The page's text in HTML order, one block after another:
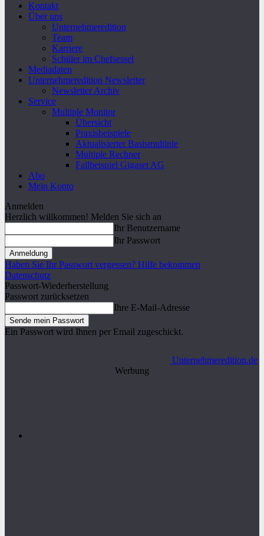
Kontakt
Über uns
Unternehmeredition
Team
Karriere
Schüler im Chefsessel
Mediadaten
Unternehmeredition Newsletter
Newsletter Archiv
Service
Multiple Monitor
Übersicht
Praxisbeispiele
Aktualisierter Basismultiple
Multiple Rechner
Fallbeispiel Gigaset AG
Abo
Mein Konto
Anmelden
Herzlich willkommen! Melden Sie sich an
Ihr Benutzername
Ihr Passwort
Haben Sie Ihr Passwort vergessen? Hilfe bekommen
Datenschutz
Passwort-Wiederherstellung
Passwort zurücksetzen
Ihre E-Mail-Adresse
Ein Passwort wird Ihnen per Email zugeschickt.
Unternehmeredition.de
Werbung